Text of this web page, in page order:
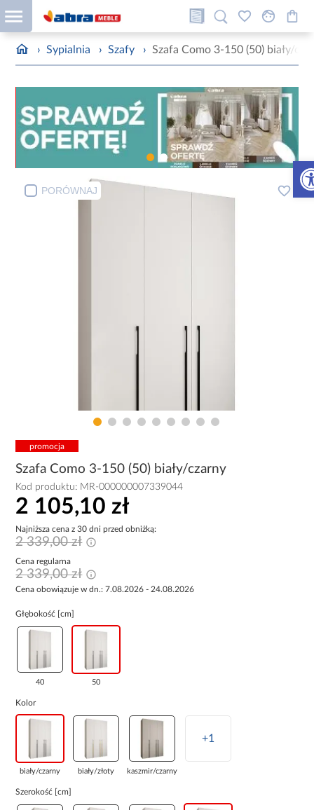
› Sypialnia › Szafy › Szafa Como 3-150 (50) biały/
PORÓWNAJ
promocja
Szafa Como 3-150 (50) biały/czarny
Kod produktu: MR-000000007339044
2 105,10 zł
Najniższa cena z 30 dni przed obniżką:
2 339,00 zł
Cena regularna
2 339,00 zł
Cena obowiązuje w dn.: 7.08.2026 - 24.08.2026
Głębokość [cm]
40 50
Kolor
biały/czarny biały/złoty kaszmir/czarny
+1
Szerokość [cm]